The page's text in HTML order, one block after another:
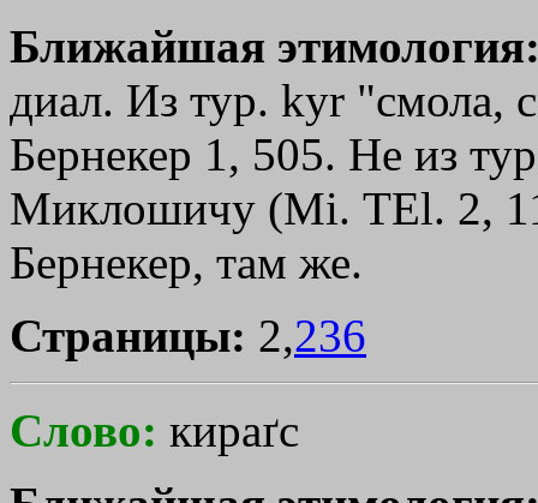
Ближайшая
диал. Из тур. kуr "смола,
Бернекер 1, 505. Не из
Миклошичу (Мi. ТЕl. 2,
Бернекер, там же.
Страницы: 2,236
Слово: кираґс